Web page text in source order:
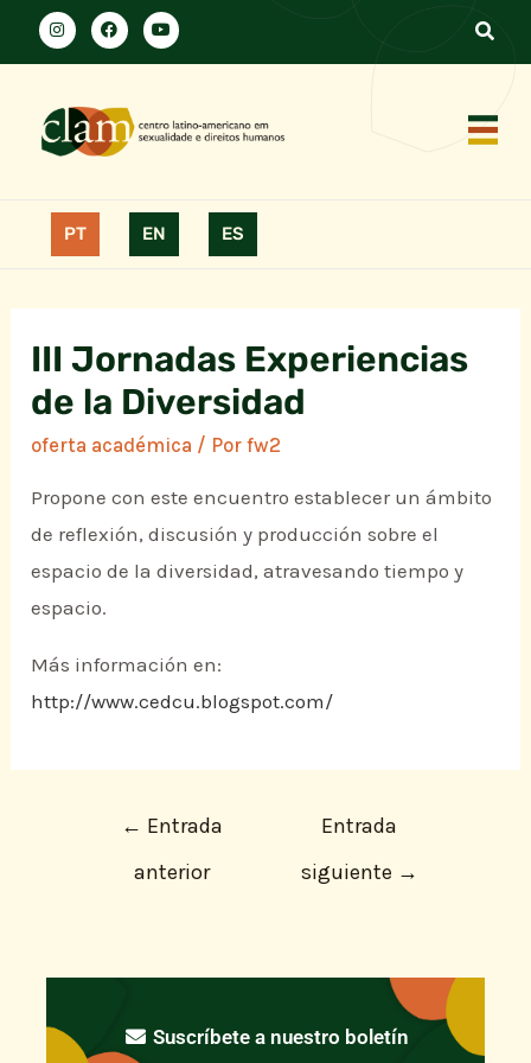
PT EN ES
III Jornadas Experiencias
de la Diversidad
oferta académica / Porfw2
Propone con este encuentro establecer un ámbito
de reflexión, discusión y producción sobre el
espacio de la diversidad, atravesando tiempo y
espacio.
Más información en:
http://www.cedcu.blogspot.com/
← Entrada
anterior
Entrada
siguiente →
Suscríbete a nuestro boletín